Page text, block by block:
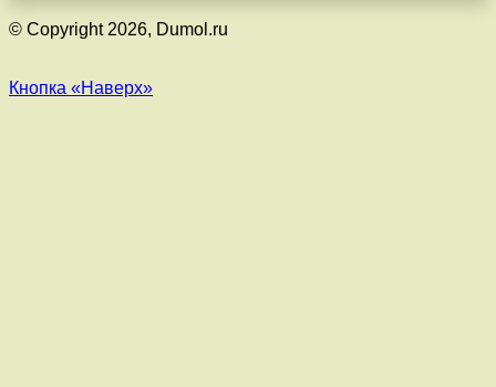
© Copyright 2026, Dumol.ru
Кнопка «Наверх»